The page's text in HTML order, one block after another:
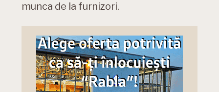
munca de la furnizori.